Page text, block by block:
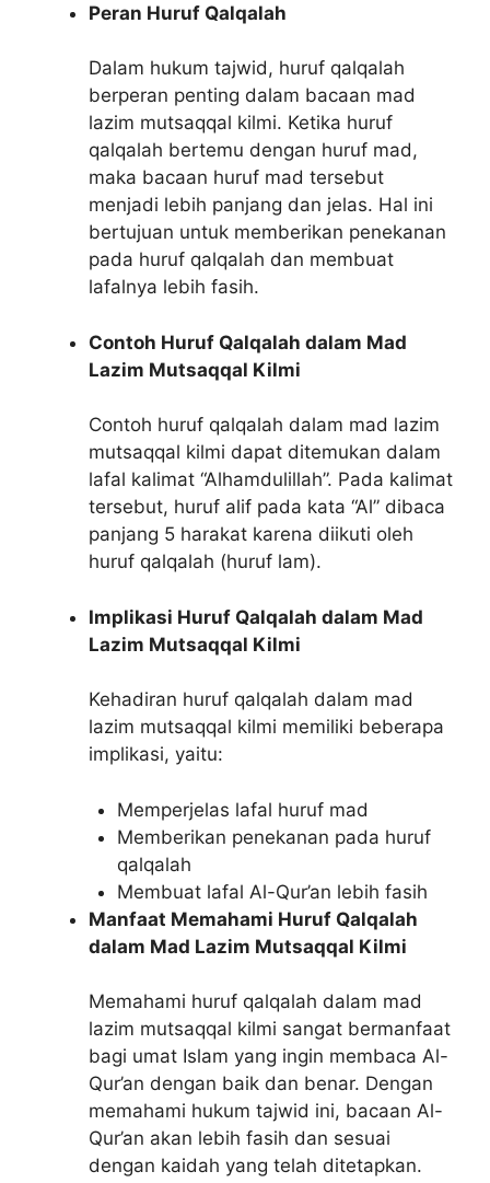
Peran Huruf Qalqalah
Dalam hukum tajwid, huruf qalqalah
berperan penting dalam bacaan mad
lazim mutsaqqal kilmi. Ketika huruf
qalqalah bertemu dengan huruf mad,
maka bacaan huruf mad tersebut
menjadi lebih panjang dan jelas. Hal ini
bertujuan untuk memberikan penekanan
pada huruf qalqalah dan membuat
lafalnya lebih fasih.
Contoh Huruf Qalqalah dalam Mad
Lazim Mutsaqqal Kilmi
Contoh huruf qalqalah dalam mad lazim
mutsaqqal kilmi dapat ditemukan dalam
lafal kalimat “Alhamdulillah”. Pada kalimat
tersebut, huruf alif pada kata “Al” dibaca
panjang 5 harakat karena diikuti oleh
huruf qalqalah (huruf lam).
Implikasi Huruf Qalqalah dalam Mad
Lazim Mutsaqqal Kilmi
Kehadiran huruf qalqalah dalam mad
lazim mutsaqqal kilmi memiliki beberapa
implikasi, yaitu:
Memperjelas lafal huruf mad
Memberikan penekanan pada huruf
qalqalah
Membuat lafal Al-Qur’an lebih fasih
Manfaat Memahami Huruf Qalqalah
dalam Mad Lazim Mutsaqqal Kilmi
Memahami huruf qalqalah dalam mad
lazim mutsaqqal kilmi sangat bermanfaat
bagi umat Islam yang ingin membaca Al-
Qur’an dengan baik dan benar. Dengan
memahami hukum tajwid ini, bacaan Al-
Qur’an akan lebih fasih dan sesuai
dengan kaidah yang telah ditetapkan.